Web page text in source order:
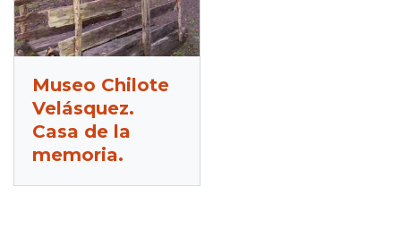
Museo Chilote
Velásquez.
Casa de la
memoria.